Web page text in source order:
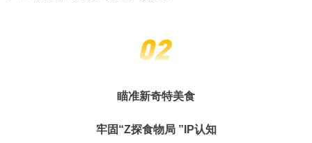
瞄准新奇特美食
牢固“Z探食物局 ”IP认知